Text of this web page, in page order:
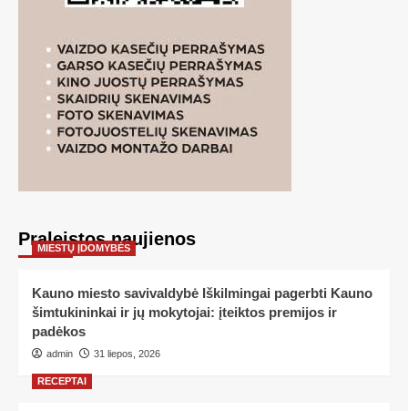
Praleistos naujienos
MIESTŲ ĮDOMYBĖS
Kauno miesto savivaldybė Iškilmingai pagerbti Kauno
šimtukininkai ir jų mokytojai: įteiktos premijos ir
padėkos
admin 31 liepos, 2026
RECEPTAI